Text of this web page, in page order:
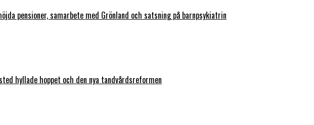
pensioner, samarbete med Grönland och satsning på barnpsykiatrin
hyllade hoppet och den nya tandvårdsreformen